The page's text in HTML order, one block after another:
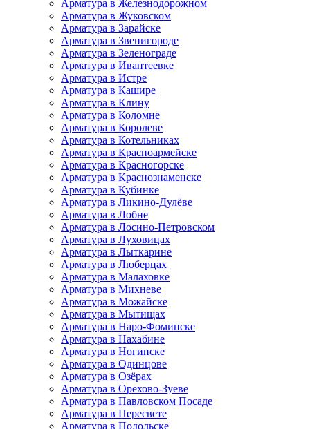
Арматура в Железнодорожном
Арматура в Жуковском
Арматура в Зарайске
Арматура в Звенигороде
Арматура в Зеленограде
Арматура в Ивантеевке
Арматура в Истре
Арматура в Кашире
Арматура в Клину
Арматура в Коломне
Арматура в Королеве
Арматура в Котельниках
Арматура в Красноармейске
Арматура в Красногорске
Арматура в Краснознаменске
Арматура в Кубинке
Арматура в Ликино-Дулёве
Арматура в Лобне
Арматура в Лосино-Петровском
Арматура в Луховицах
Арматура в Лыткарине
Арматура в Люберцах
Арматура в Малаховке
Арматура в Михневе
Арматура в Можайске
Арматура в Мытищах
Арматура в Наро-Фоминске
Арматура в Нахабине
Арматура в Ногинске
Арматура в Одинцове
Арматура в Озёрах
Арматура в Орехово-Зуеве
Арматура в Павловском Посаде
Арматура в Пересвете
Арматура в Подольске